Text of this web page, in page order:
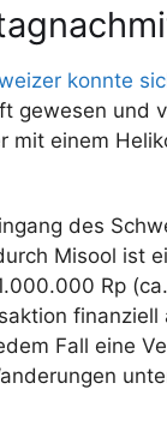
konnte
gewesen und
mit einem
des
Misool ist
Rp
Fall eine